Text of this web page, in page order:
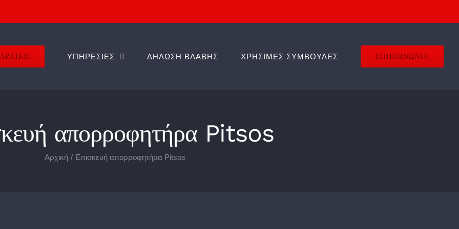
ΑΡΧΙΚΗ ΥΠΗΡΕΣΙΕΣ ΔΗΛΩΣΗ ΒΛΑΒΗΣ ΧΡΗΣΙΜΕΣ ΣΥΜΒΟΥΛΕΣ ΕΠΙΚΟΙΝΩΝΙΑ
απορροφητήρα Pitsos
Αρχική Επισκευή απορροφητήρα Pitsos